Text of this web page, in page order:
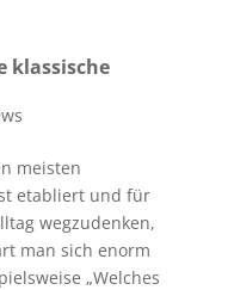
klassische
meisten
etabliert und für
wegzudenken,
man sich enorm
„Welches